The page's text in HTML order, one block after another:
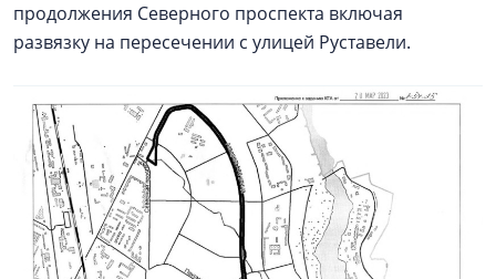
продолжения Северного проспекта включая
развязку на пересечении с улицей Руставели.